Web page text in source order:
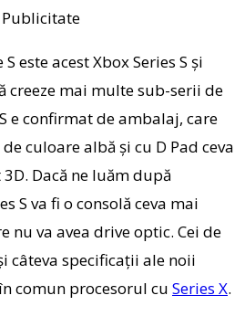
Publicitate
este acest Xbox Series S şi
creeze mai multe sub-serii de
e confirmat de ambalaj, care
culoare albă şi cu D Pad ceva
Dacă ne luăm după
S va fi o consolă ceva mai
nu va avea drive optic. Cei de
câteva specificaţii ale noii
comun procesorul cu Series X.